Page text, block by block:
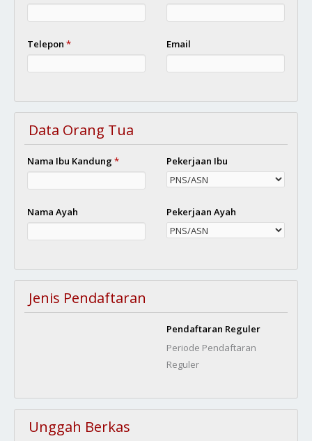
Telepon * Email
Data Orang Tua
Nama Ibu Kandung * Pekerjaan Ibu
Nama Ayah Pekerjaan Ayah
Jenis Pendaftaran
Pendaftaran Reguler
Periode Pendaftaran
Reguler
Unggah Berkas